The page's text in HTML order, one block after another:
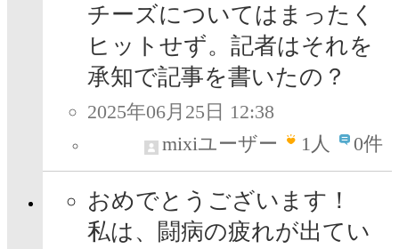
チーズについてはまったく
ヒットせず。記者はそれを
承知で記事を書いたの？
2025年06月25日 12:38
mixiユーザー
1人 0件
おめでとうございます！
私は、闘病の疲れが出てい